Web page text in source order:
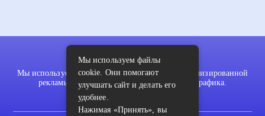
Мы используем файлы cookie для показа персонализированной
рекламы и/или контента и анализа нашего трафика.
Мы используем файлы
cookie. Они помогают
улучшать сайт и делать его
удобнее.
Нажимая «Принять», вы